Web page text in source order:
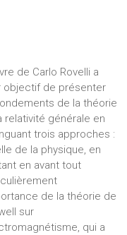
de Carlo Rovelli a
objectif de présenter
de la théorie
relativité générale en
trois approches :
de la physique, en
en avant tout
de la théorie de
sur
qui a